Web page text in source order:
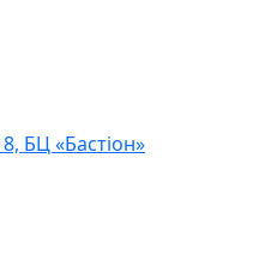
БЦ «Бастіон»